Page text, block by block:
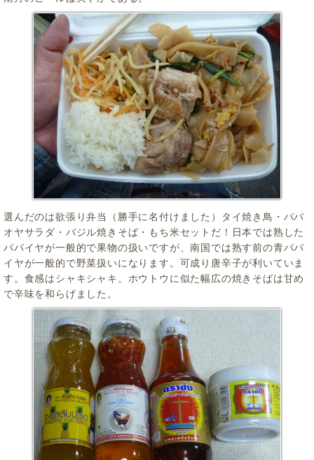
選んだのは欲張り弁当（勝手に名付けました）タイ焼き鳥・パパ
オヤサラダ・バジル焼きそば・もち米セットだ！日本では熟した
パパイヤが一般的で果物の扱いですが、南国では熟す前の青パパ
イヤが一般的で野菜扱いになります。可成り唐辛子が利いていま
す。食感はシャキシャキ。ホウトウに似た幅広の焼きそばは甘め
で辛味を和らげました。